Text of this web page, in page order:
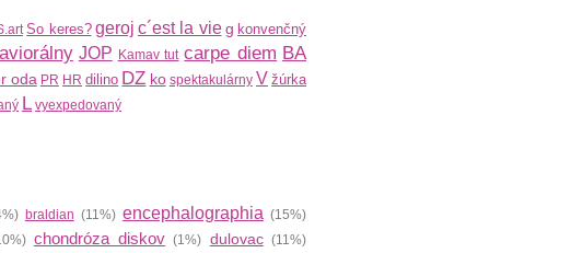
So keres? geroj c´est la vie g konvenčný
JOP Kamav tut carpe diem BA
oda PR HR dilino DZ ko spektakulárny V žúrka
L vyexpedovaný
braldian (11%) encephalographia(15%)
chondróza diskov (1%) dulovac(11%)